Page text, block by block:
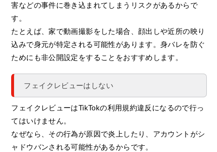
害などの事件に巻き込まれてしまうリスクがあるからで
す。
たとえば、家で動画撮影をした場合、顔出しや近所の映り
込みで身元が特定される可能性があります。身バレを防ぐ
ためにも非公開設定をすることをおすすめします。
フェイクレビューはしない
フェイクレビューはTikTokの利用規約違反になるので行っ
てはいけません。
なぜなら、その行為が原因で炎上したり、アカウントがシ
ャドウバンされる可能性があるからです。